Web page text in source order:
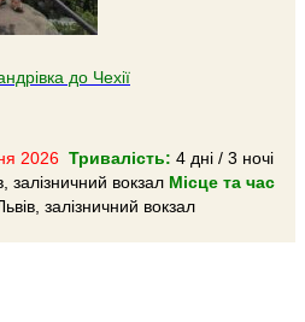
до Чехії
2026 Тривалість: 4 дні / 3 ночі
залізничний вокзал Місце та час
залізничний вокзал